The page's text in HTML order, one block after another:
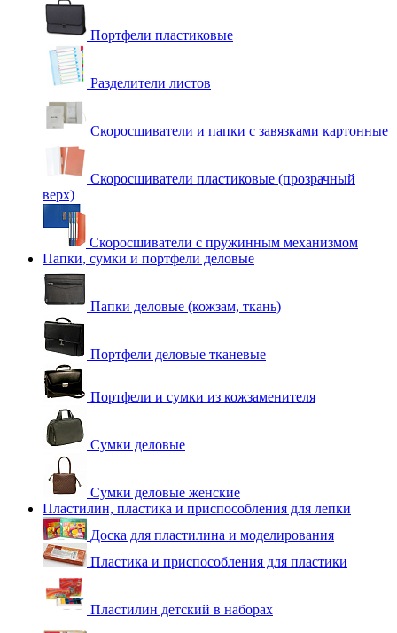
Портфели пластиковые
Разделители листов
Скоросшиватели и папки с завязками картонные
Скоросшиватели пластиковые (прозрачный
верх)
Скоросшиватели с пружинным механизмом
Папки, сумки и портфели деловые
Папки деловые (кожзам, ткань)
Портфели деловые тканевые
Портфели и сумки из кожзаменителя
Сумки деловые
Сумки деловые женские
Пластилин, пластика и приспособления для лепки
Доска для пластилина и моделирования
Пластика и приспособления для пластики
Пластилин детский в наборах